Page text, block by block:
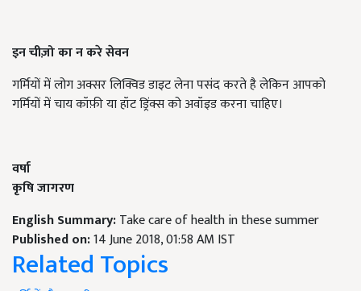
इन चीज़ो का न करे सेवन
गर्मियों में लोग अक्सर लिक्विड डाइट लेना पसंद करते है लेकिन आपको
गर्मियों में चाय कॉफ़ी या हॉट ड्रिंक्स को अवॉइड करना चाहिए।
वर्षा
कृषि जागरण
English Summary:Take care of health in these summer
Published on:14 June 2018, 01:58 AM IST
Related Topics